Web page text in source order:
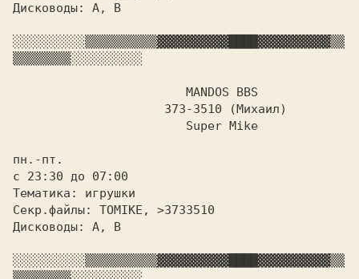
Дисководы: A, B
░░░░░░░░░░▒▒▒▒▒▒▒▒▒▒▓▓▓▓▓▓▓▓▓▓ ▓▓▓▓▓▓▓▓▓▓▒▒
▒▒▒▒▒▒▒▒░░░░░░░░░░
MANDOS BBS
пн.-пт.
с 23:30 до 07:00
Тематика: игрушки
Секр.файлы: TOMIKE, >3733510
Дисководы: A, B
░░░░░░░░░░▒▒▒▒▒▒▒▒▒▒▓▓▓▓▓▓▓▓▓▓ ▓▓▓▓▓▓▓▓▓▓▒▒